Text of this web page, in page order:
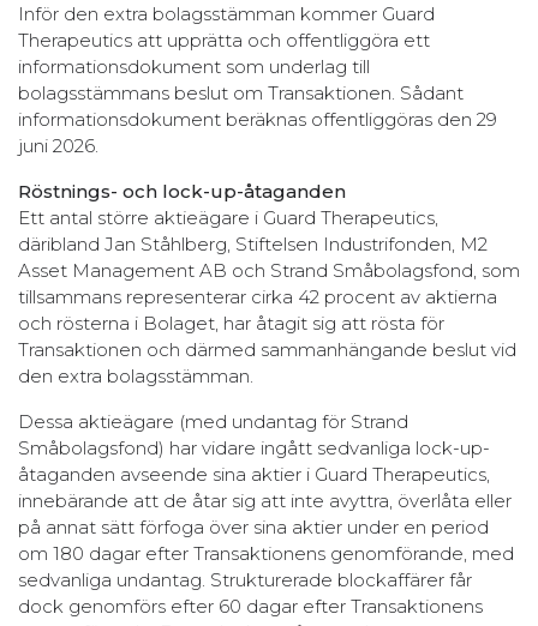
Inför den extra bolagsstämman kommer Guard
Therapeutics att upprätta och offentliggöra ett
informationsdokument som underlag till
bolagsstämmans beslut om Transaktionen. Sådant
informationsdokument beräknas offentliggöras den 29
juni 2026.
Röstnings- och lock-up-åtaganden
Ett antal större aktieägare i Guard Therapeutics,
däribland Jan Ståhlberg, Stiftelsen Industrifonden, M2
Asset Management AB och Strand Småbolagsfond, som
tillsammans representerar cirka 42 procent av aktierna
och rösterna i Bolaget, har åtagit sig att rösta för
Transaktionen och därmed sammanhängande beslut vid
den extra bolagsstämman.
Dessa aktieägare (med undantag för Strand
Småbolagsfond) har vidare ingått sedvanliga lock-up-
åtaganden avseende sina aktier i Guard Therapeutics,
innebärande att de åtar sig att inte avyttra, överlåta eller
på annat sätt förfoga över sina aktier under en period
om 180 dagar efter Transaktionens genomförande, med
sedvanliga undantag. Strukturerade blockaffärer får
dock genomförs efter 60 dagar efter Transaktionens